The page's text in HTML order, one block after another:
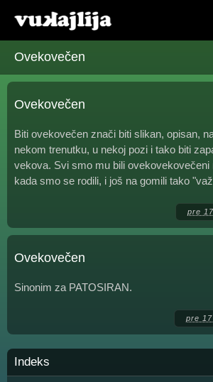
Ovekovečen
Ovekovečen
Biti ovekovečen znači biti slikan, opisan,
nekom trenutku, u nekoj pozi i tako biti
vekova. Svi smo mu bili ovekovekovečeni
kada smo se rodili, i još na gomili tako
pre
Ovekovečen
Sinonim za PATOSIRAN.
pre
Indeks